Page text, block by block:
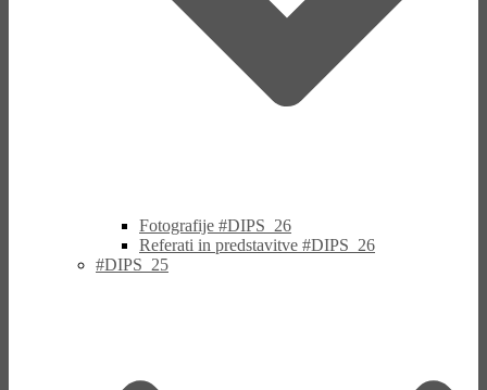
Fotografije #DIPS_26
Referati in predstavitve #DIPS_26
#DIPS_25